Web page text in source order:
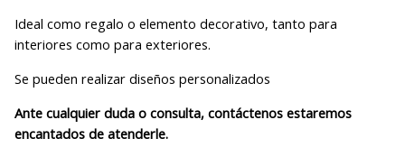
Ideal como regalo o elemento decorativo, tanto para
interiores como para exteriores.
Se pueden realizar diseños personalizados
Ante cualquier duda o consulta, contáctenos estaremos
encantados de atenderle.